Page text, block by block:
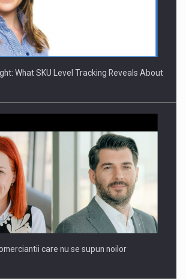
What SKU Level Tracking Reveals About
care nu se supun noilor